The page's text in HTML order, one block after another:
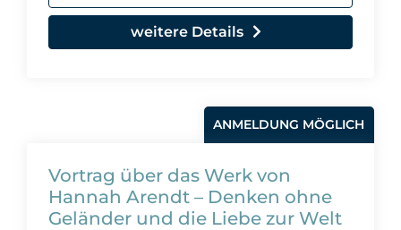
weitere Details
ANMELDUNG MÖGLICH
Vortrag über das Werk von
Hannah Arendt – Denken ohne
Geländer und die Liebe zur Welt